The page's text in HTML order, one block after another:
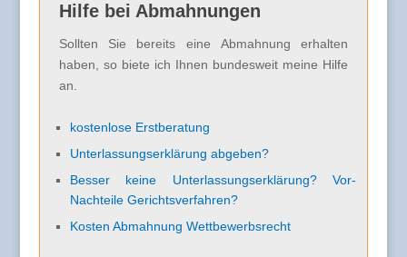
Hilfe bei Abmahnungen
Sollten Sie bereits eine Abmahnung erhalten
haben, so biete ich Ihnen bundesweit meine Hilfe
an.
kostenlose Erstberatung
Unterlassungserklärung abgeben?
Besser keine Unterlassungserklärung? Vor-
Nachteile Gerichtsverfahren?
Kosten Abmahnung Wettbewerbsrecht